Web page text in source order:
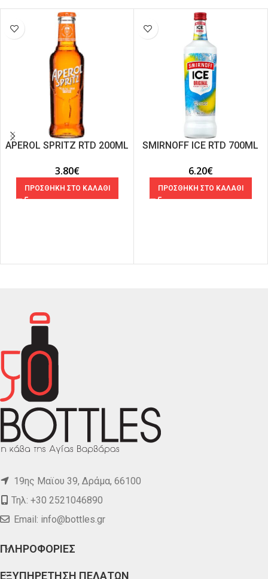
APEROL SPRITZ RTD 200ML
3.80€
ΠΡΟΣΘΗΚΗ ΣΤΟ ΚΑΛΑΘΙ
SMIRNOFF ICE RTD 700ML
6.20€
ΠΡΟΣΘΗΚΗ ΣΤΟ ΚΑΛΑΘΙ
19ης Μαϊου 39, Δράμα, 66100
Τηλ: +30 2521046890
Email: info@bottles.gr
ΠΛΗΡΟΦΟΡΙΕΣ
ΕΞΥΠΗΡΕΤΗΣΗ ΠΕΛΑΤΩΝ